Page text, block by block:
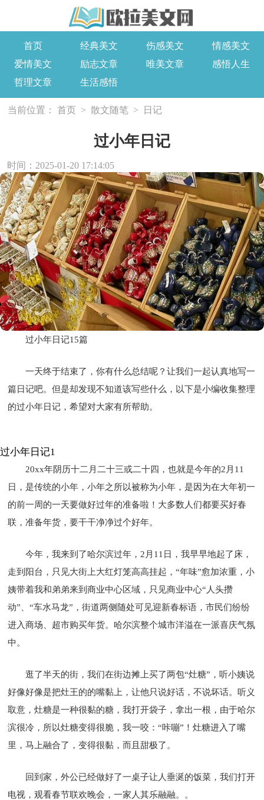
首页 经典美文 伤感美文
情感美文
爱情美文
励志文章 唯美文章
感悟人生
哲理文章
生活感悟
当前位置： 首页 > 散文随笔 > 日记
过小年日记
时间：2025-01-20 17:14:05
过小年日记15篇
一天终于结束了，你有什么总结呢？让我们一起认真地写一
篇日记吧。但是却发现不知道该写些什么，以下是小编收集整理
的过小年日记，希望对大家有所帮助。
过小年日记1
20xx年阴历十二月二十三或二十四，也就是今年的2月11
日，是传统的小年，小年之所以被称为小年，是因为在大年初一
的前一周的一天要做好过年的准备啦！大多数人们都要买好春
联，准备年货，要干干净净过个好年。
今年，我来到了哈尔滨过年，2月11日，我早早地起了床，
走到阳台，只见大街上大红灯笼高高挂起，“年味”愈加浓重，小
姨带着我和弟弟来到商业中心区域，只见商业中心“人头攒
动”、“车水马龙”，街道两侧随处可见迎新春标语，市民们纷纷
进入商场、超市购买年货。哈尔滨整个城市洋溢在一派喜庆气氛
中。
逛了半天的街，我们在街边摊上买了两包“灶糖”，听小姨说
好像好像是把灶王的的嘴黏上，让他只说好话，不说坏话。听义
取意，灶糖是一种很黏的糖，我打开袋子，拿出一根，由于哈尔
滨很冷，所以灶糖变得很脆，我一咬：“咔嘣”！灶糖进入了嘴
里，马上融合了，变得很黏，而且甜极了。
回到家，外公已经做好了一桌子让人垂涎的饭菜，我们打开
电视，观看春节联欢晚会，一家人其乐融融。。